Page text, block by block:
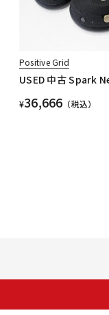
Positive Grid
USED 中古 Spark
¥36,666 （税込）